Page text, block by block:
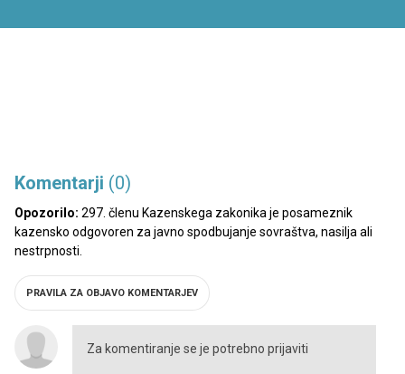
Komentarji (0)
Opozorilo: 297. členu Kazenskega zakonika je posameznik
kazensko odgovoren za javno spodbujanje sovraštva, nasilja ali
nestrpnosti.
PRAVILA ZA OBJAVO KOMENTARJEV